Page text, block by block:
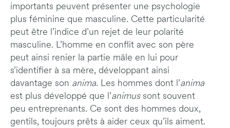
importants peuvent présenter une psychologie
plus féminine que masculine. Cette particularité
peut être l’indice d’un rejet de leur polarité
masculine. L’homme en conflit avec son père
peut ainsi renier la partie mâle en lui pour
s’identifier à sa mère, développant ainsi
davantage son anima. Les hommes dont l’anima
est plus développé que l’animus sont souvent
peu entreprenants. Ce sont des hommes doux,
gentils, toujours prêts à aider ceux qu’ils aiment.